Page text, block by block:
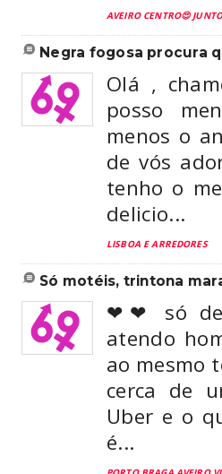
AVEIRO CENTRO😍
negra fogosa procura
Olá ,
posso
menos o
de vós
tenho o
delicio...
LISBOA E ARREDORES
só motéis, trintona
❤❤ só
atendo
ao mesmo
cerca de
Uber e o
é...